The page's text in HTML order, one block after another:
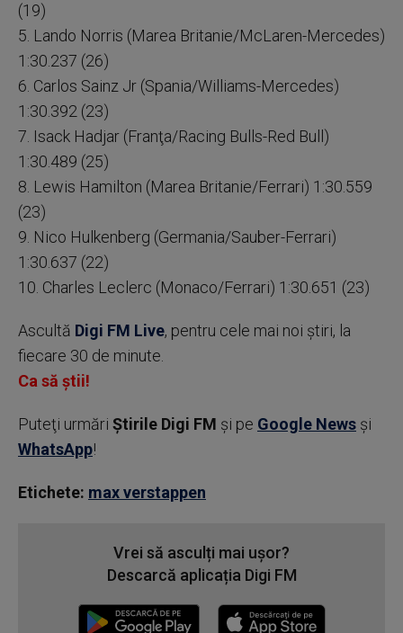
(19)
5. Lando Norris (Marea Britanie/McLaren-Mercedes)
1:30.237 (26)
6. Carlos Sainz Jr (Spania/Williams-Mercedes)
1:30.392 (23)
7. Isack Hadjar (Franţa/Racing Bulls-Red Bull)
1:30.489 (25)
8. Lewis Hamilton (Marea Britanie/Ferrari) 1:30.559
(23)
9. Nico Hulkenberg (Germania/Sauber-Ferrari)
1:30.637 (22)
10. Charles Leclerc (Monaco/Ferrari) 1:30.651 (23)
Ascultă Digi FM Live, pentru cele mai noi știri, la
fiecare 30 de minute.
Ca să știi!
Puteţi urmări Știrile Digi FM şi pe Google News şi
WhatsApp!
Etichete: max verstappen
Vrei să asculți mai ușor?
Descarcă aplicația Digi FM